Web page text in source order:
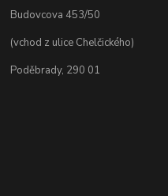
Budovcova 453/50
(vchod z ulice Chelčického)
Poděbrady, 290 01